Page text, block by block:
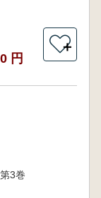
円
＋
3巻